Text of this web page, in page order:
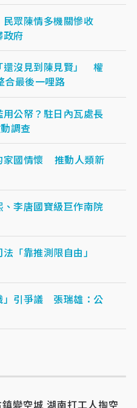
眾陳情多機關慘收
政府
還沒見到陳見賢」 權
合最後一哩路
公帑？駐日內瓦處長
調查
家國情懷 推動人類新
李唐國寶級巨作南院
法「靠推測限自由」
」引爭議 張瑞雄：公
變空城 湖南打工人掏空